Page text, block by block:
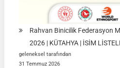
Rahvan Binicilik Federasyon
2026 | KÜTAHYA | İSİM
geleneksel tarafından
31 Temmuz 2026